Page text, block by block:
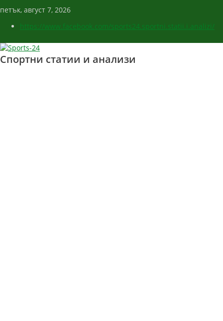
петък, август 7, 2026
https://www.facebook.com/sports24.sportni.statii.i.analizi/
Спортни статии и анализи